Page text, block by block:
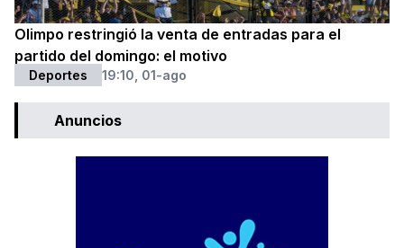
Olimpo restringió la venta de entradas para el
partido del domingo: el motivo
Deportes 19:10, 01-ago
Anuncios